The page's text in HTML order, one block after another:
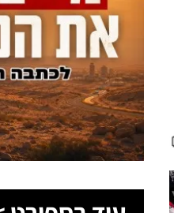
עוד בספורט